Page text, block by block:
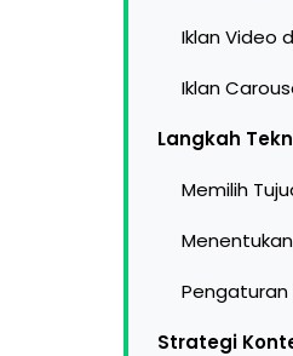
Iklan Video
Iklan
Langkah
Memilih
Strategi